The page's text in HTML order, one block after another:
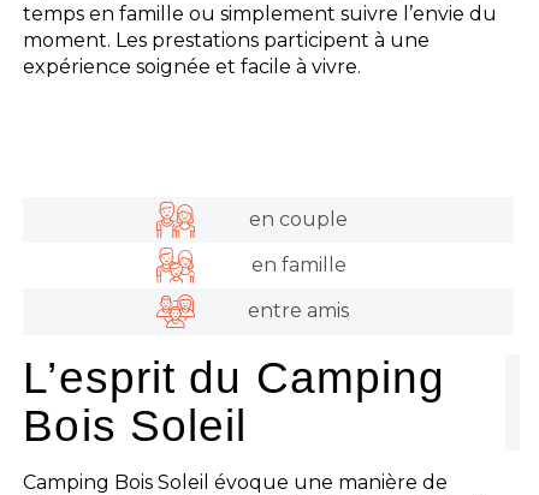
temps en famille ou simplement suivre l’envie du
moment. Les prestations participent à une
expérience soignée et facile à vivre.
en couple
en famille
entre amis
L’esprit du Camping
Bois Soleil
Camping Bois Soleil évoque une manière de